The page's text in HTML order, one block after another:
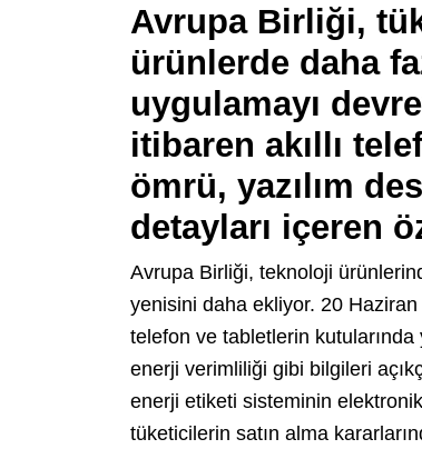
Avrupa Birliği,
ürünlerde daha
uygulamayı
itibaren akıllı
ömrü, yazılım
detayları içeren
Avrupa Birliği, teknoloji
yenisini daha ekliyor. 20 Haziran
telefon ve tabletlerin
enerji verimliliği gibi bilgileri
enerji etiketi sisteminin
tüketicilerin satın alma